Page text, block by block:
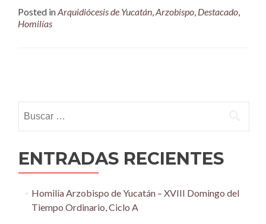
Posted inArquidiócesis de Yucatán,Arzobispo, Destacado,
Homilías
navigation
ENTRADAS RECIENTES
Homilía Arzobispo de Yucatán – XVIII Domingo del
Tiempo Ordinario, Ciclo A